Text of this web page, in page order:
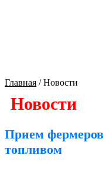
Главная /Новости
Новости
Прием фермеров
топливом